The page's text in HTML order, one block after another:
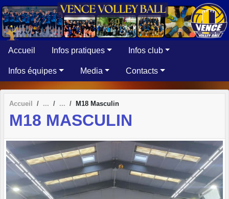
Accueil Infos pratiques Infos club
Infos équipes Media Contacts
Accueil M18 Masculin
M18 MASCULIN
Panneau de gestion des cookies